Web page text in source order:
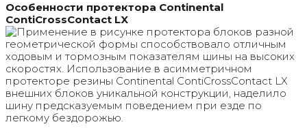
Особенности протектора Continental
ContiCrossContact LX
Применение в рисунке протектора блоков разной
геометрической формы способствовало отличным
ходовым и тормозным показателям шины на высоких
скоростях. Использование в асимметричном
протекторе резины Continental ContiCrossContact LX
внешних блоков уникальной конструкции, наделило
шину предсказуемым поведением при езде по
легкому бездорожью.